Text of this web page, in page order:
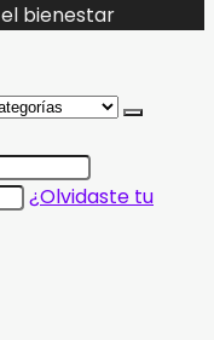
bienestar
¿Olvidaste tu